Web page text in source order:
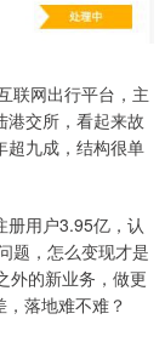
联网出行平台，主
港交所，看起来故
超九成，结构很单
用户3.95亿，认
题，怎么变现才是
外的新业务，做更
落地难不难？